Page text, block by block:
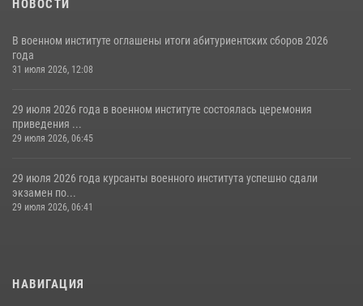
НОВОСТИ
В военном институте оглашены итоги абитуриентских сборов 2026
года
31 июля 2026, 12:08
29 июля 2026 года в военном институте состоялась церемония
приведения ...
29 июля 2026, 06:45
29 июля 2026 года курсанты военного института успешно сдали
экзамен по...
29 июля 2026, 06:41
НАВИГАЦИЯ